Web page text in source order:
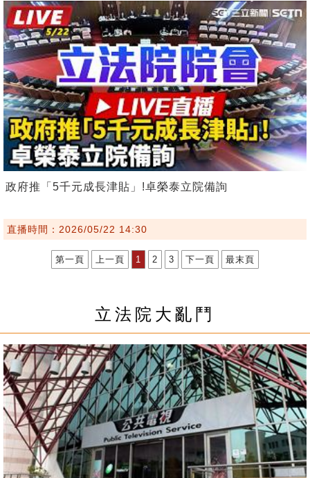
政府推「5千元成長津貼」!卓榮泰立院備詢
直播時間：2026/05/22 14:30
第一頁 上一頁 1 2 3 下一頁 最末頁
立法院大亂鬥